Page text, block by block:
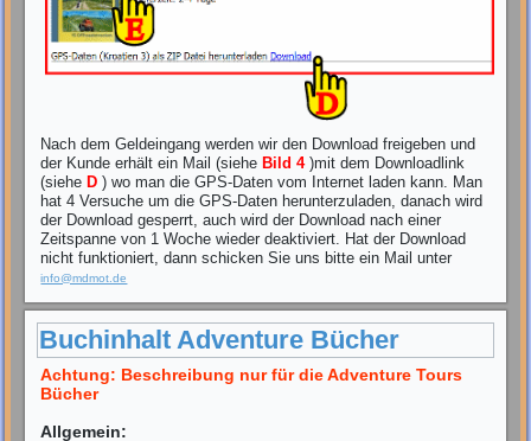
Nach dem Geldeingang werden wir den Download freigeben und
der Kunde erhält ein Mail (siehe Bild 4)mit dem Downloadlink
(siehe D ) wo man die GPS-Daten vom Internet laden kann. Man
hat 4 Versuche um die GPS-Daten herunterzuladen, danach wird
der Download gesperrt, auch wird der Download nach einer
Zeitspanne von 1 Woche wieder deaktiviert. Hat der Download
nicht funktioniert, dann schicken Sie uns bitte ein Mail unter
info@mdmot.de
Buchinhalt Adventure Bücher
Achtung: Beschreibung nur für die Adventure Tours
Bücher
Allgemein: